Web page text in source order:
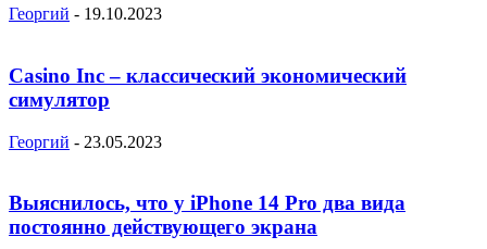
Георгий - 19.10.2023
Casino Inc – классический экономический
симулятор
Георгий - 23.05.2023
Выяснилось, что у iPhone 14 Pro два вида
постоянно действующего экрана